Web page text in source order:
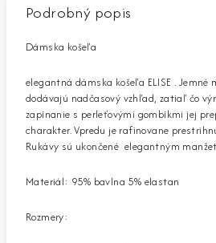
Podrobný popis
Dámska košeľa
elegantná dámska košeľa ELISE . Jemné
dodávajú nadčasový vzhľad, zatiaľ čo
zapínanie s perleťovými gombíkmi jej
charakter. Vpredu je rafinovane
Rukávy sú ukončené elegantným
Materiál: 95% bavlna 5% elastan
Rozmery: